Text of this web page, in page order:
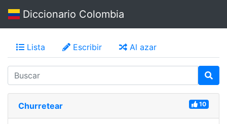
Diccionario Colombia
Lista Escribir Al azar
Churretear 10